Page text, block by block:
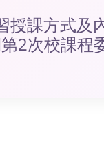
課方式及
2次校課程